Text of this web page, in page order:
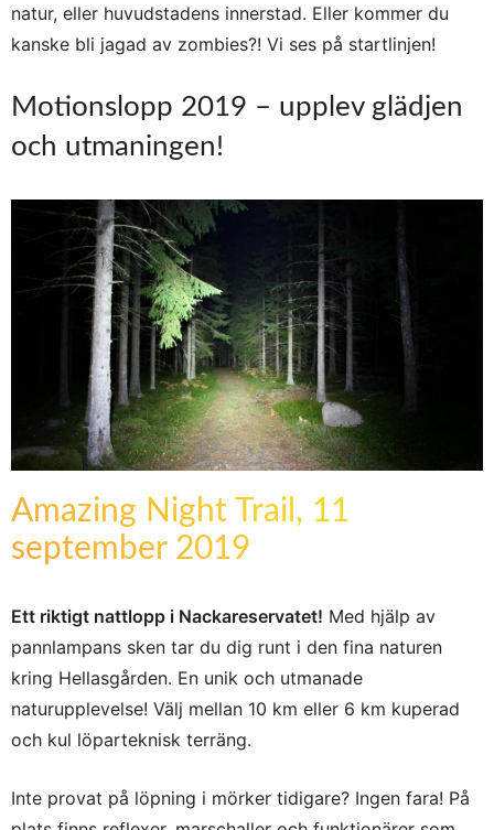
natur, eller huvudstadens innerstad. Eller kommer du
kanske bli jagad av zombies?! Vi ses på startlinjen!
Motionslopp 2019 – upplev glädjen
och utmaningen!
Amazing Night Trail, 11
september 2019
Ett riktigt nattlopp i Nackareservatet! Med hjälp av
pannlampans sken tar du dig runt i den fina naturen
kring Hellasgården. En unik och utmanade
naturupplevelse! Välj mellan 10 km eller 6 km kuperad
och kul löparteknisk terräng.
Inte provat på löpning i mörker tidigare? Ingen fara! På